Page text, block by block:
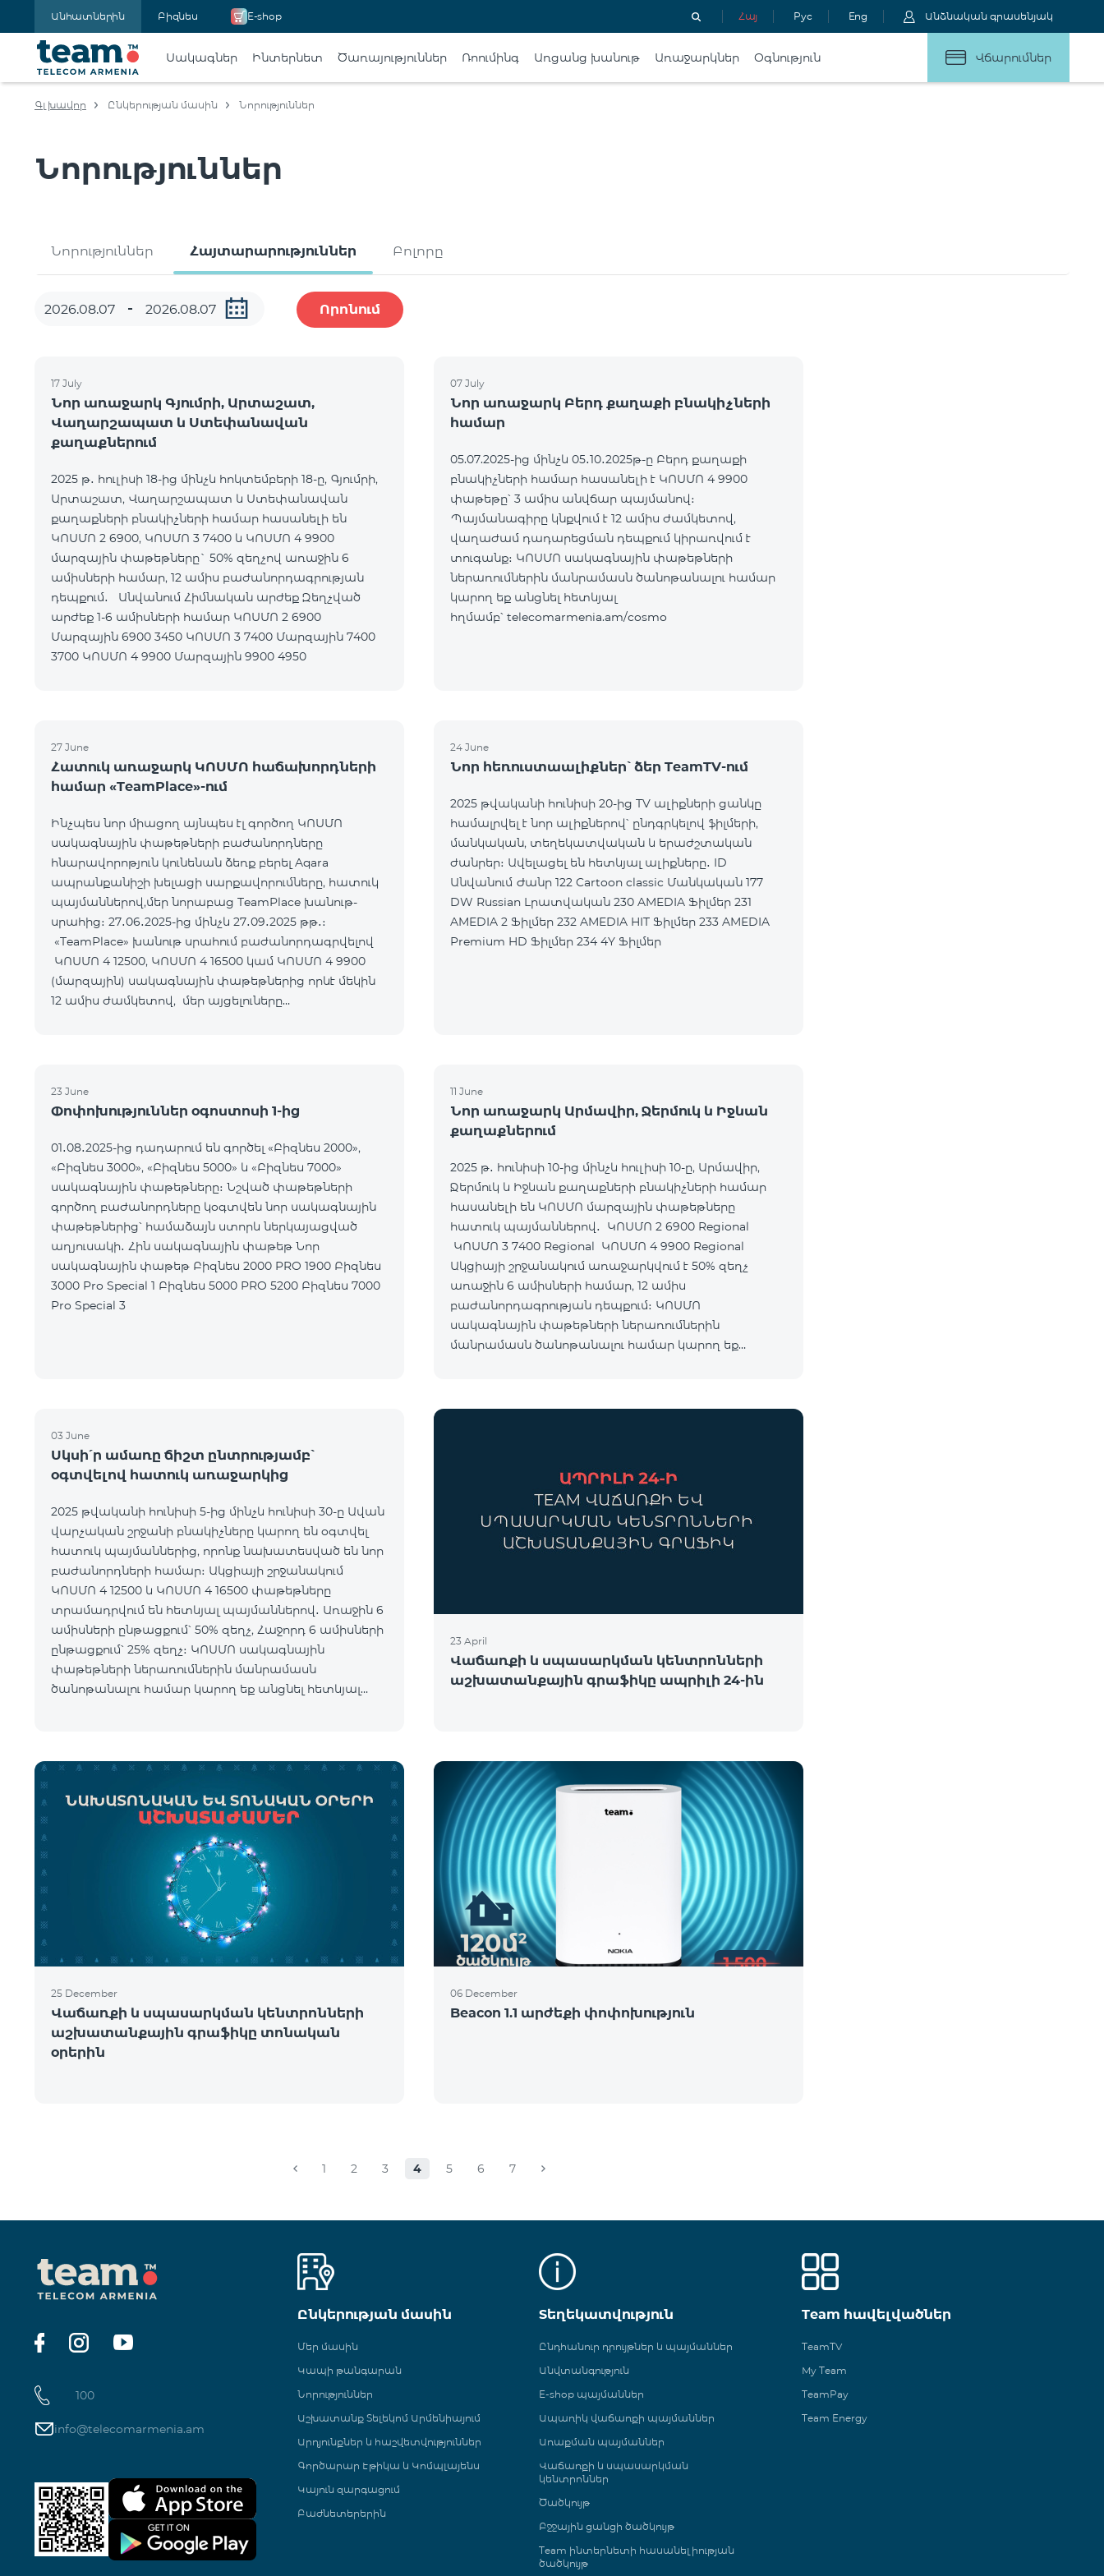
Անհատներին Բիզնես E-shop Հայ Рус Eng Անձնական գրասենյակ
Սակագներ Ինտերնետ Ծառայություններ Ռոումինգ Առցանց խանութ Առաջարկներ Օգնություն Վճարումներ
Գլխավոր Ընկերության մասին Նորություններ
Նորություններ
Նորություններ Հայտարարություններ Բոլորը
Որոնում
17 July
Նոր առաջարկ Գյումրի, Արտաշատ,
Վաղարշապատ և Ստեփանավան
քաղաքներում
2025 թ․ հուլիսի 18-ից մինչև հոկտեմբերի 18-ը, Գյումրի,
Արտաշատ, Վաղարշապատ և Ստեփանավան
քաղաքների բնակիչների համար հասանելի են
ԿՈՍՄՈ 2 6900, ԿՈՍՄՈ 3 7400 և ԿՈՍՄՈ 4 9900
մարզային փաթեթները` 50% զեղչով առաջին 6
ամիսների համար, 12 ամիս բաժանորդագրության
դեպքում․ Անվանում Հիմնական արժեք Զեղչված
արժեք 1-6 ամիսների համար ԿՈՍՄՈ 2 6900
Մարզային 6900 3450 ԿՈՍՄՈ 3 7400 Մարզային 7400
3700 ԿՈՍՄՈ 4 9900 Մարզային 9900 4950
07 July
Նոր առաջարկ Բերդ քաղաքի բնակիչների
համար
05.07.2025-ից մինչև 05․10․2025թ-ը Բերդ քաղաքի
բնակիչների համար հասանելի է ԿՈՍՄՈ 4 9900
փաթեթը՝ 3 ամիս անվճար պայմանով։
Պայմանագիրը կնքվում է 12 ամիս ժամկետով,
վաղաժամ դադարեցման դեպքում կիրառվում է
տուգանք։ ԿՈՍՄՈ սակագնային փաթեթների
ներառումներին մանրամասն ծանոթանալու համար
կարող եք անցնել հետևյալ
հղմամբ՝ telecomarmenia.am/cosmo
27 June
Հատուկ առաջարկ ԿՈՍՄՈ հաճախորդների
համար «TeamPlace»-ում
Ինչպես նոր միացող այնպես էլ գործող ԿՈՍՄՈ
սակագնային փաթեթների բաժանորդները
հնարավորոթյուն կունենան ձեռք բերել Aqara
ապրանքանիշի խելացի սարքավորումները, հատուկ
պայմաններով,մեր նորաբաց TeamPlace խանութ-
սրահից։ 27․06․2025-ից մինչև 27․09․2025 թթ․։
«TeamPlace» խանութ սրահում բաժանորդագրվելով
ԿՈՍՄՈ 4 12500, ԿՈՍՄՈ 4 16500 կամ ԿՈՍՄՈ 4 9900
(մարզային) սակագնային փաթեթներից որևէ մեկին
12 ամիս ժամկետով, մեր այցելուները
24 June
Նոր հեռուստաալիքներ՝ ձեր TeamTV-ում
2025 թվականի հունիսի 20-ից TV ալիքների ցանկը
համալրվել է նոր ալիքներով՝ ընդգրկելով ֆիլմերի,
մանկական, տեղեկատվական և երաժշտական
ժանրեր։ Ավելացել են հետևյալ ալիքները․ ID
Անվանում Ժանր 122 Cartoon classic Մանկական 177
DW Russian Լրատվական 230 AMEDIA Ֆիլմեր 231
AMEDIA 2 Ֆիլմեր 232 AMEDIA HIT Ֆիլմեր 233 AMEDIA
Premium HD Ֆիլմեր 234 4Y Ֆիլմեր
23 June
Փոփոխություններ օգոստոսի 1-ից
01․08․2025-ից դադարում են գործել «Բիզնես 2000»,
«Բիզնես 3000», «Բիզնես 5000» և «Բիզնես 7000»
սակագնային փաթեթները։ Նշված փաթեթների
գործող բաժանորդները կօգտվեն նոր սակագնային
փաթեթներից՝ համաձայն ստորև ներկայացված
աղյուսակի․ Հին սակագնային փաթեթ Նոր
սակագնային փաթեթ Բիզնես 2000 PRO 1900 Բիզնես
3000 Pro Special 1 Բիզնես 5000 PRO 5200 Բիզնես 7000
Pro Special 3
11 June
Նոր առաջարկ Արմավիր, Ջերմուկ և Իջևան
քաղաքներում
2025 թ․ հունիսի 10-ից մինչև հուլիսի 10-ը, Արմավիր,
Ջերմուկ և Իջևան քաղաքների բնակիչների համար
հասանելի են ԿՈՍՄՈ մարզային փաթեթները
հատուկ պայմաններով․ ԿՈՍՄՈ 2 6900 Regional
ԿՈՍՄՈ 3 7400 Regional ԿՈՍՄՈ 4 9900 Regional
Ակցիայի շրջանակում առաջարկվում է 50% զեղչ
առաջին 6 ամիսների համար, 12 ամիս
բաժանորդագրության դեպքում։ ԿՈՍՄՈ
սակագնային փաթեթների ներառումներին
մանրամասն ծանոթանալու համար կարող եք
03 June
Սկսի՛ր ամառը ճիշտ ընտրությամբ՝
օգտվելով հատուկ առաջարկից
2025 թվականի հունիսի 5-ից մինչև հունիսի 30-ը Ավան
վարչական շրջանի բնակիչները կարող են օգտվել
հատուկ պայմաններից, որոնք նախատեսված են նոր
բաժանորդների համար։ Ակցիայի շրջանակում
ԿՈՍՄՈ 4 12500 և ԿՈՍՄՈ 4 16500 փաթեթները
տրամադրվում են հետևյալ պայմաններով․ Առաջին 6
ամիսների ընթացքում՝ 50% զեղչ, Հաջորդ 6 ամիսների
ընթացքում՝ 25% զեղչ։ ԿՈՍՄՈ սակագնային
փաթեթների ներառումներին մանրամասն
ծանոթանալու համար կարող եք անցնել հետևյալ
23 April
Վաճառքի և սպասարկման կենտրոնների
աշխատանքային գրաֆիկը ապրիլի 24-ին
25 December
Վաճառքի և սպասարկման կենտրոնների
աշխատանքային գրաֆիկը տոնական
օրերին
06 December
Beacon 1.1 արժեքի փոփոխություն
1 2 3 4 5 6 7
100
info@telecomarmenia.am
Ընկերության մասին
Մեր մասին
Կապի թանգարան
Նորություններ
Աշխատանք Տելեկոմ Արմենիայում
Արդյունքներ և հաշվետվություններ
Գործարար Էթիկա և Կոմպլայենս
Կայուն զարգացում
Բաժնետերերին
Տեղեկատվություն
Ընդհանուր դրույթներ և պայմաններ
Անվտանգություն
E-shop պայմաններ
Ապառիկ վաճառքի պայմաններ
Առաքման պայմաններ
Վաճառքի և սպասարկման
կենտրոններ
Ծածկույթ
Բջջային ցանցի ծածկույթ
Team ինտերնետի հասանելիության
ծածկույթ
Team հավելվածներ
TeamTV
My Team
TeamPay
Team Energy